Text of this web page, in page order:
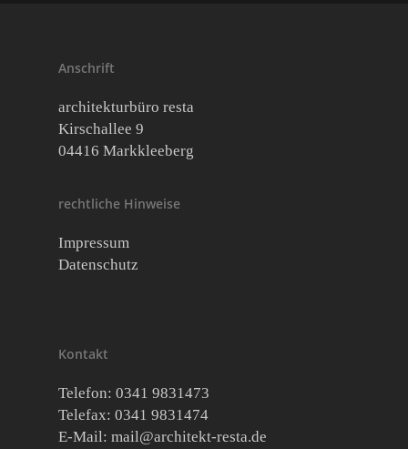
Anschrift
architekturbüro resta
Kirschallee 9
04416 Markkleeberg
rechtliche Hinweise
Impressum
Datenschutz
Kontakt
Telefon: 0341 9831473
Telefax: 0341 9831474
E-Mail: mail@architekt-resta.de